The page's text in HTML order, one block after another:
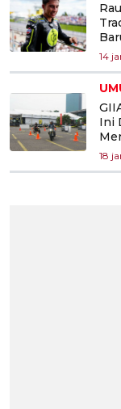
14
Ini
18